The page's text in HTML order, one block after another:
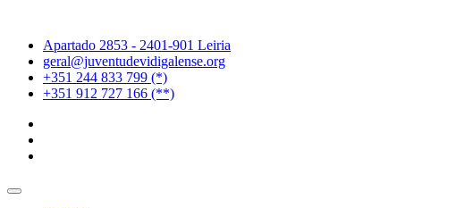
Apartado 2853 - 2401-901 Leiria
geral@juventudevidigalense.org
+351 244 833 799 (*)
+351 912 727 166 (**)